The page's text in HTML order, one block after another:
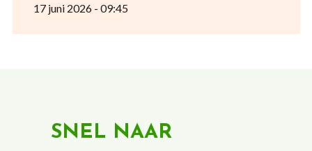
17 juni 2026 - 09:45
SNEL NAAR